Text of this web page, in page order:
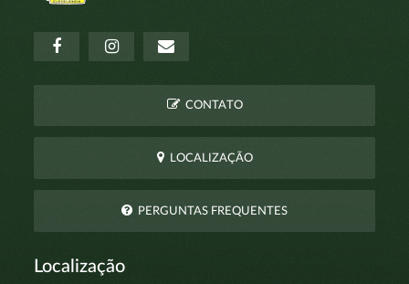
CONTATO
LOCALIZAÇÃO
PERGUNTAS FREQUENTES
Localização